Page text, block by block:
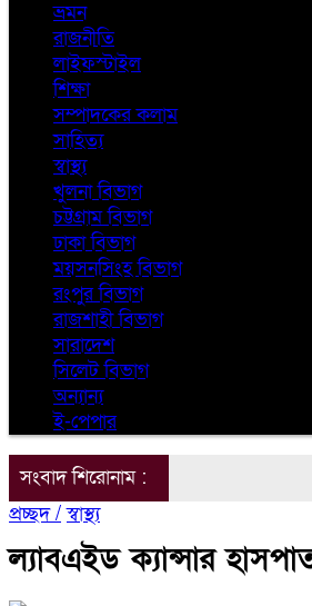
ভ্রমন
রাজনীতি
লাইফস্টাইল
শিক্ষা
সম্পাদকের কলাম
সাহিত্য
স্বাস্থ্য
খুলনা বিভাগ
চট্টগ্রাম বিভাগ
ঢাকা বিভাগ
ময়সনসিংহ বিভাগ
রংপুর বিভাগ
রাজশাহী বিভাগ
সারাদেশ
সিলেট বিভাগ
অন্যান্য
ই-পেপার
সংবাদ শিরোনাম :
প্রচ্ছদ / স্বাস্থ্য
ল্যাবএইড ক্যান্সার